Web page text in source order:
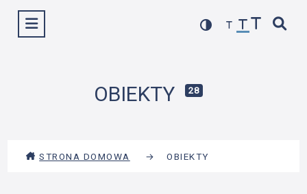
Wyświetl menu
OBIEKTY 28
STRONA DOMOWA → OBIEKTY